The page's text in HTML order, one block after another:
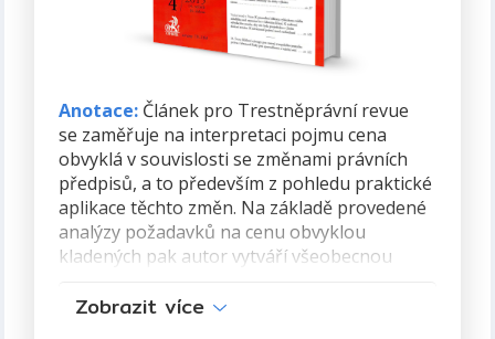
Anotace:Článek pro Trestněprávní revue
se zaměřuje na interpretaci pojmu cena
obvyklá v souvislosti se změnami právních
předpisů, a to především z pohledu praktické
aplikace těchto změn. Na základě provedené
analýzy požadavků na cenu obvyklou
kladených pak autor vytváří všeobecnou
a na něj navazující schematickou metodiku
Zobrazit více